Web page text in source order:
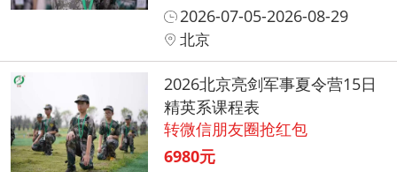
2026-07-05-2026-08-29
北京
2026北京亮剑军事夏令营15日
精英系课程表
转微信朋友圈抢红包
6980元